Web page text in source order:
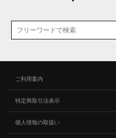
ご利用案内
特定商取引法表示
個人情報の取扱い